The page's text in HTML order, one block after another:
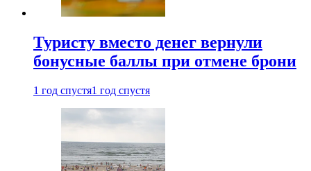
Туристу вместо денег вернули
бонусные баллы при отмене брони
1 год спустя1 год спустя